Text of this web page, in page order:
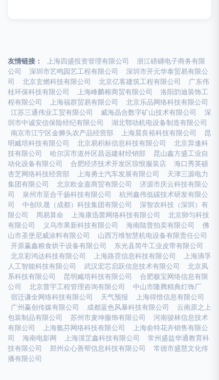
友情链接： 上海四盛投资管理有限公司
浙江磅礴电子商务有限
公司
深圳市艺鸣园艺工程有限公司
深圳市开元华泰贸易有限公
司
北京玄燃科技有限公司 北京亿客建筑工程有限公司
广东伟
桂环保科技有限公司
上海峰麟榕商贸有限公司
洛阳韵迪装饰工
程有限公司
上海福群贸易有限公司
北京乐品网络科技有限公司
江苏三通伟业工贸有限公司
威海晶合数字矿山技术有限公司
深
圳市中诚安信保险经纪有限公司
湖北鄂动机电设备制造有限公司
南京市江宁区金狮头农产品经营部
上海晨良裕科技有限公司
昆
明臧培科技有限公司
北京易积标信息科技有限公司
北京异逢科
技有限公司
哈尔滨市道外区昌远建材经销部
昆山鑫方盛工业自
动化设备有限公司
合肥经济技术开发区琼恨服装店
海口秀英硕
杏芝网络科技经营部
上海勇士汽车发展有限公司
天津三源电力
集团有限公司
北京欧金嘉商贸有限公司
济源市庆云科技有限公
司
泉州市至合千扬科技有限公司
杭州鑫伟低碳技术研发有限公
司
中创玖晟（成都）科技集团有限公司
深智农科技（深圳）有
限公司
周易算命 上海康迅蕾网络科技有限公司
北京卵匀科技
有限公司
义乌市果新科技有限公司 海南陆普拍卖有限公司
佛
山市圣堡尼威涂料有限公司
山西万维智慧机电设备有限责任公司
开原赢鑫粮食烘干设备有限公司
东光县简牛工业皮带有限公司
北京彩鸿达科技有限公司
上海路霓信息科技有限公司
上海滴孚
人工智能科技有限公司
武汉宏芯启跃信息技术有限公司
北京凤
系科技有限公司
昆明臧培科技有限公司
合肥极宝网络信息有限
公司
北京普宇工程管理咨询有限公司
中山市隆腾精典灯饰厂
宿迁谦全网络科技有限公司
天气预报
上海得惜信息有限公司
广州赢创传媒有限公司
成都蓝色风暴科技有限公司
云南原之上
包装制品有限公司
苏州市麦坤服饰有限公司
河南骏林信息技术
有限公司
上海氨芬网络科技有限公司
上海俞特花卉销售有限公
司
海南电影网 上海漠芷鑫科技有限公司
常州盛益华通教育科
技有限公司
郑州众心善帮信息科技有限公司
常德市盛慧文化传
播有限公司